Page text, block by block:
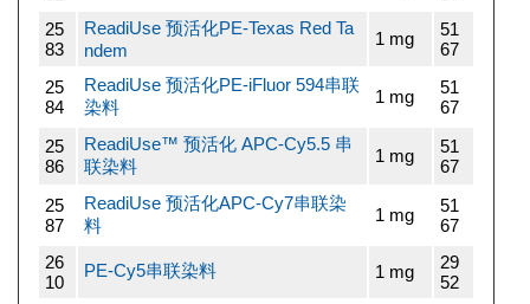
25
83
ReadiUse 预活化PE-Texas Red Ta
ndem
1 mg
51
67
25
84
ReadiUse 预活化PE-iFluor 594串联
染料
1 mg
51
67
25
86
ReadiUse™ 预活化 APC-Cy5.5 串
联染料
1 mg
51
67
25
87
ReadiUse 预活化APC-Cy7串联染
料
1 mg
51
67
26
10
PE-Cy5串联染料 1 mg
29
52